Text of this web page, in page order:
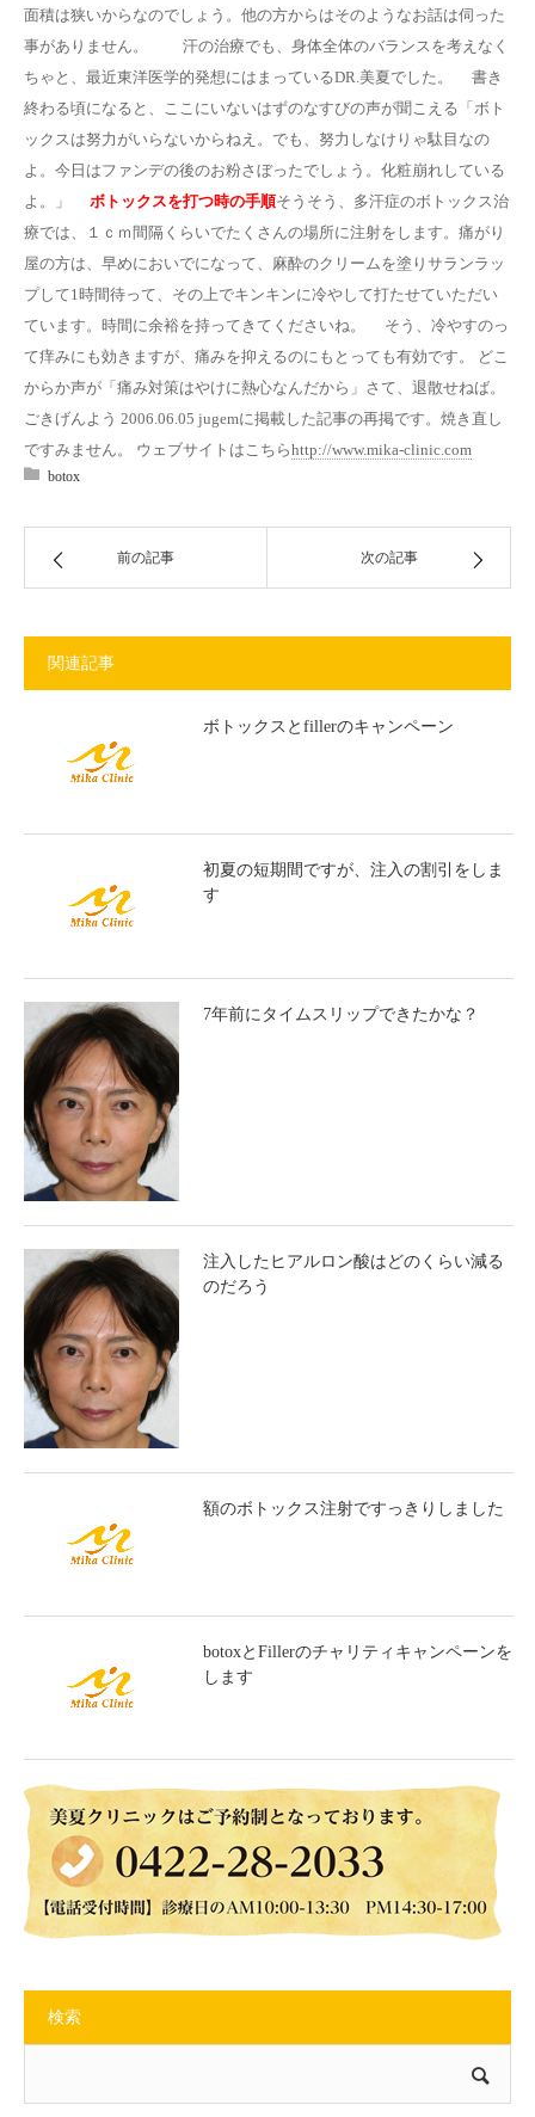
面積は狭いからなのでしょう。他の方からはそのようなお話は伺った
事がありません。 汗の治療でも、身体全体のバランスを考えなく
ちゃと、最近東洋医学的発想にはまっているDR.美夏でした。 書き
終わる頃になると、ここにいないはずのなすびの声が聞こえる「ボト
ックスは努力がいらないからねえ。でも、努力しなけりゃ駄目なの
よ。今日はファンデの後のお粉さぼったでしょう。化粧崩れしている
よ。」 ボトックスを打つ時の手順そうそう、多汗症のボトックス治
療では、１ｃｍ間隔くらいでたくさんの場所に注射をします。痛がり
屋の方は、早めにおいでになって、麻酔のクリームを塗りサランラッ
プして1時間待って、その上でキンキンに冷やして打たせていただい
ています。時間に余裕を持ってきてくださいね。 そう、冷やすのっ
て痒みにも効きますが、痛みを抑えるのにもとっても有効です。 どこ
からか声が「痛み対策はやけに熱心なんだから」さて、退散せねば。
ごきげんよう 2006.06.05 jugemに掲載した記事の再掲です。焼き直し
ですみません。 ウェブサイトはこちらhttp://www.mika-clinic.com
botox
前の記事 次の記事
関連記事
ボトックスとfillerのキャンペーン
初夏の短期間ですが、注入の割引をしま
す
7年前にタイムスリップできたかな？
注入したヒアルロン酸はどのくらい減る
のだろう
額のボトックス注射ですっきりしました
botoxとFillerのチャリティキャンペーンを
します
検索